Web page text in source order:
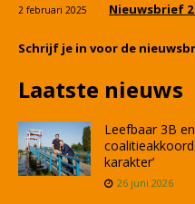
2 februari 2025 Nieuwsbrief
Schrijf je in voor de
Laatste nieuws
Leefbaar 3B
karakter’
26 juni 2026